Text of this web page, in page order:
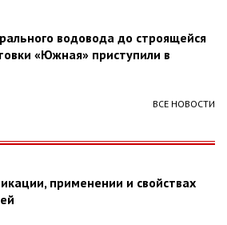
водовода до строящейся
«Южная» приступили в
ВСЕ НОВОСТИ
применении и свойствах